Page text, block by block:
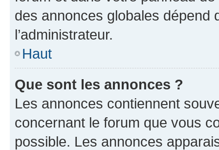
des annonces globales dépend
l’administrateur.
Haut
Que sont les annonces ?
Les annonces contiennent
concernant le forum que vous
possible. Les annonces